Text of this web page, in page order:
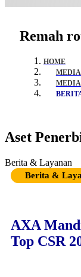
Remah
HOME
MEDIA
MEDIA
Aset
Berita & Layanan
Berita &
AXA
Top CSR